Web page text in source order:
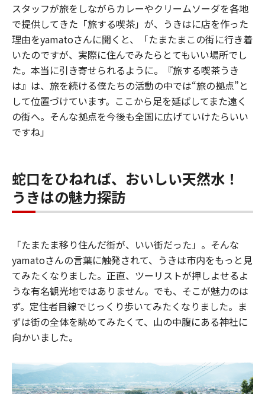
スタッフが旅をしながらカレーやクリームソーダを各地
で提供してきた「旅する喫茶」が、うきはに店を作った
理由をyamatoさんに聞くと、「たまたまこの街に行き着
いたのですが、実際に住んでみたらとてもいい場所でし
た。本当に引き寄せられるように。『旅する喫茶うき
は』は、旅を続ける僕たちの活動の中では“旅の拠点”と
して位置づけています。ここから足を延ばしてまた遠く
の街へ。そんな拠点を今後も全国に広げていけたらいい
ですね」
蛇口をひねれば、おいしい天然水！
うきはの魅力探訪
「たまたま移り住んだ街が、いい街だった」。そんな
yamatoさんの言葉に触発されて、うきは市内をもっと見
てみたくなりました。正直、ツーリストが押しよせるよ
うな有名観光地ではありません。でも、そこが魅力のは
ず。定住者目線でじっくり歩いてみたくなりました。ま
ずは街の全体を眺めてみたくて、山の中腹にある神社に
向かいました。